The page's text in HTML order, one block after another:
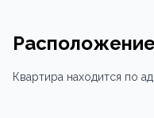
Расположение
Квартира находится по